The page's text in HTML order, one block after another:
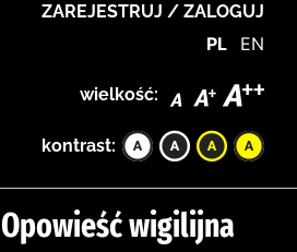
ZAREJESTRUJ / ZALOGUJ
PL EN
wielkość:
kontrast:
Opowieść wigilijna